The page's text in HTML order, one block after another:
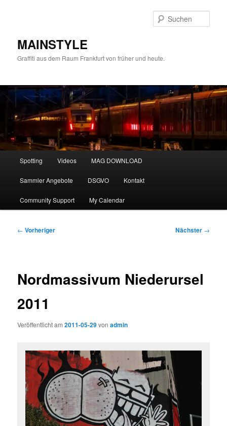
MAINSTYLE
Graffiti aus dem Raum Frankfurt von früher und heute.
Spotting Videos MAG DOWNLOAD
Sammler Angebote DSGVO Kontakt
Community Support My Calendar
Beitragsnavigation
← Vorheriger Nächster →
Nordmassivum Niederursel
2011
Veröffentlicht am2011-05-29vonadmin